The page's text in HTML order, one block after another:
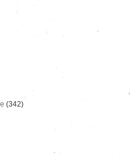
(342)